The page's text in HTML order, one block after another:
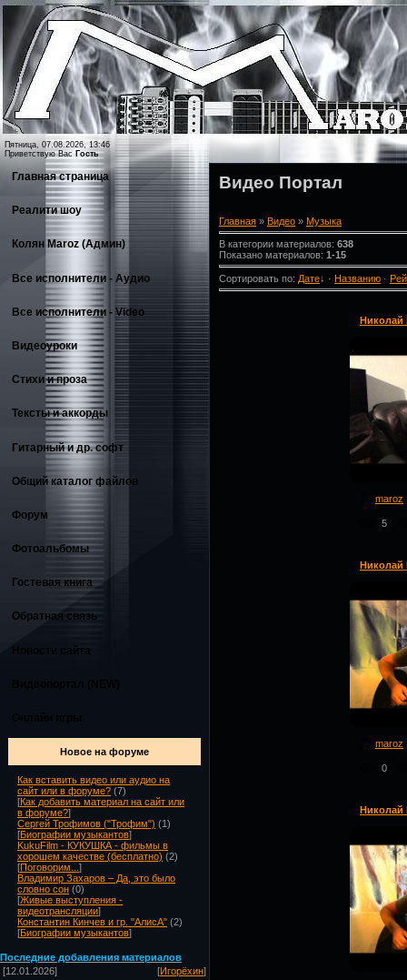
Пятница, 07.08.2026, 13:46
Приветствую Вас Гость
Главная страница
Реалити шоу
Колян Maroz (Админ)
Все исполнители - Аудио
Все исполнители - Video
Видеоуроки
Стихи и проза
Тексты и аккорды
Гитарный и др. софт
Общий каталог файлов
Форум
Фотоальбомы
Гостевая книга
Обратная связь
Новости сайта
Новое на форуме
Как вставить видео или аудио на
сайт или в форуме? (7)
[Как добавить материал на сайт или
в форуме?]
Сергей Трофимов ("Трофим") (1)
[Биографии музыкантов]
KukuFilm - КУКУШКА - фильмы в
хорошем качестве (бесплатно) (2)
[Поговорим... ]
Владимир Захаров – Да, это было
словно сон (0)
[Живые выступления -
видеотрансляции]
Константин Кинчев и гр. "АлисА" (2)
[Биографии музыкантов]
Последние добавления материалов
[12.01.2026]
[Игорёхин]
Видео Портал
Главная » Видео » Музыка
В категории материалов: 638
Показано материалов: 1-15
Сортировать по: Дате↓ · Названию ·
Николай
maroz
5
Николай
maroz
0
Николай